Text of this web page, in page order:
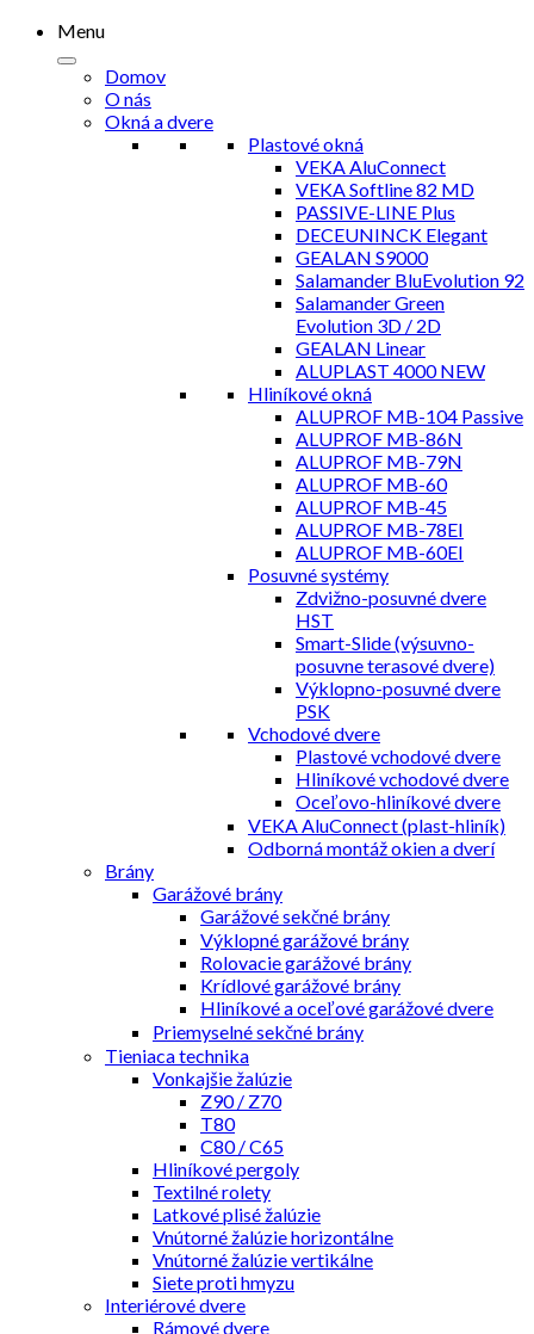
Menu
Domov
O nás
Okná a dvere
Plastové okná
VEKA AluConnect
VEKA Softline 82 MD
PASSIVE-LINE Plus
DECEUNINCK Elegant
GEALAN S9000
Salamander BluEvolution 92
Salamander Green
Evolution 3D / 2D
GEALAN Linear
ALUPLAST 4000 NEW
Hliníkové okná
ALUPROF MB-104 Passive
ALUPROF MB-86N
ALUPROF MB-79N
ALUPROF MB-60
ALUPROF MB-45
ALUPROF MB-78EI
ALUPROF MB-60EI
Posuvné systémy
Zdvižno-posuvné dvere
HST
Smart-Slide (výsuvno-
posuvne terasové dvere)
Výklopno-posuvné dvere
PSK
Vchodové dvere
Plastové vchodové dvere
Hliníkové vchodové dvere
Oceľovo-hliníkové dvere
VEKA AluConnect (plast-hliník)
Odborná montáž okien a dverí
Brány
Garážové brány
Garážové sekčné brány
Výklopné garážové brány
Rolovacie garážové brány
Krídlové garážové brány
Hliníkové a oceľové garážové dvere
Priemyselné sekčné brány
Tieniaca technika
Vonkajšie žalúzie
Z90 / Z70
T80
C80 / C65
Hliníkové pergoly
Textilné rolety
Latkové plisé žalúzie
Vnútorné žalúzie horizontálne
Vnútorné žalúzie vertikálne
Siete proti hmyzu
Interiérové dvere
Rámové dvere